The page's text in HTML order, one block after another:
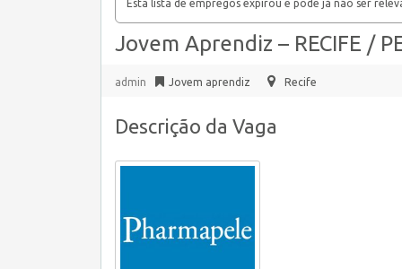
Esta lista de empregos expirou e pode já não ser
Jovem Aprendiz – RECIFE /
admin Jovem aprendiz Recife
Descrição da Vaga